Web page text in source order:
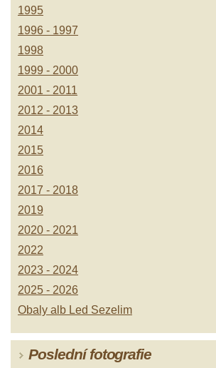
1995
1996 - 1997
1998
1999 - 2000
2001 - 2011
2012 - 2013
2014
2015
2016
2017 - 2018
2019
2020 - 2021
2022
2023 - 2024
2025 - 2026
Obaly alb Led Sezelim
Poslední fotografie